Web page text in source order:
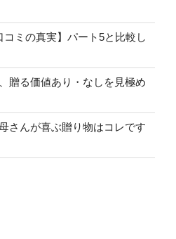
ミの真実】パート5と比較し
贈る価値あり・なしを見極め
さんが喜ぶ贈り物はコレです